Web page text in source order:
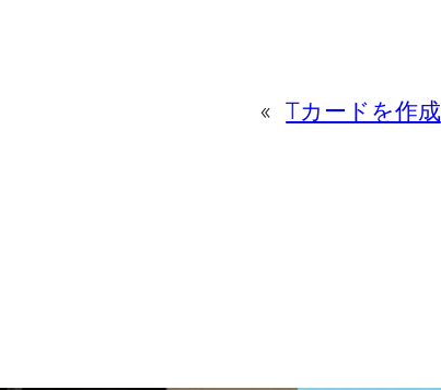
« Tカードを作成